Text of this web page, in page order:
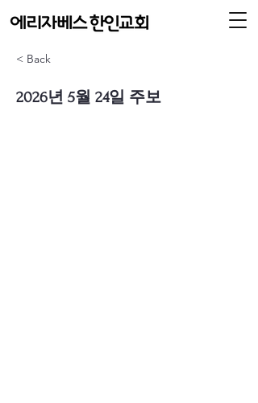
< Back
2026년 5월 24일 주보